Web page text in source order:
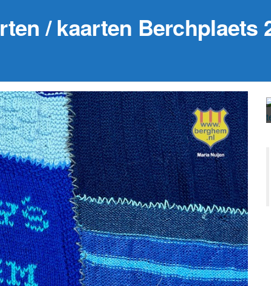
/ kaarten Berchplaets
29 augustus